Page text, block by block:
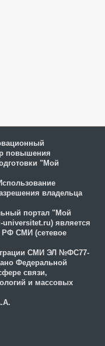
Работаем с 2001
повышения
"Мой
владельца
портал "Мой
universitet.ru) является
РФ СМИ (сетевое
СМИ ЭЛ №ФС77-
Федеральной
связи,
и массовых